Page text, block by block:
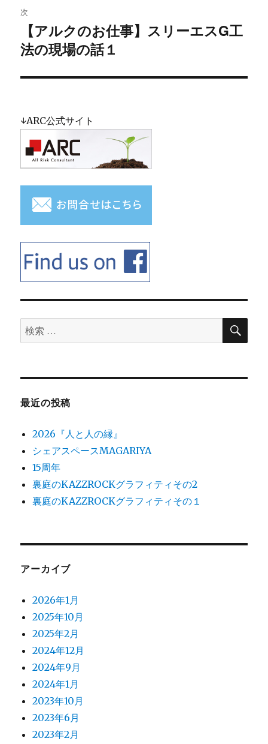
ゲ
ー
シ
ン
稿:
次
の
稿:
【アルクのお仕事】スリーエスG工
法の現場の話１
↓ARC公式サイト
検
索
象:
検
最近の投稿
2026『人と人の縁』
シェアスペースMAGARIYA
15周年
裏庭のKAZZROCKグラフィティその2
裏庭のKAZZROCKグラフィティその１
アーカイブ
2026年1月
2025年10月
2025年2月
2024年12月
2024年9月
2024年1月
2023年10月
2023年6月
2023年2月